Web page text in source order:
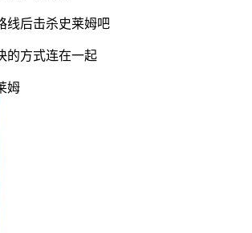
线后击杀史莱姆吧
的方式连在一起
姆